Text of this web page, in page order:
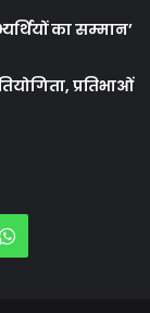
का सम्मान’
प्रतिभाओं
WhatsApp